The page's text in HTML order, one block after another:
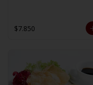
$7.850